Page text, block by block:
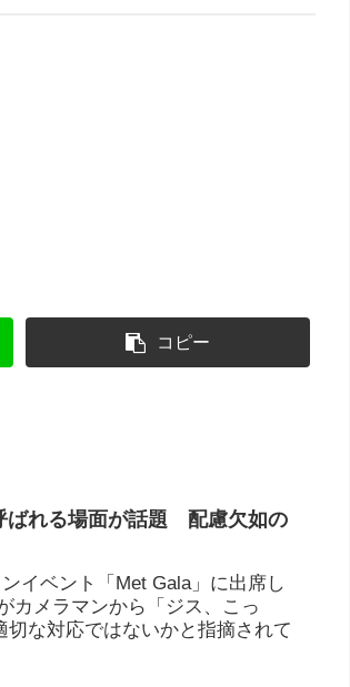
コピー
ばれる場面が話題 配慮欠如の
イベント「Met Gala」に出席し
カメラマンから「ジス、こっ
な対応ではないかと指摘されて